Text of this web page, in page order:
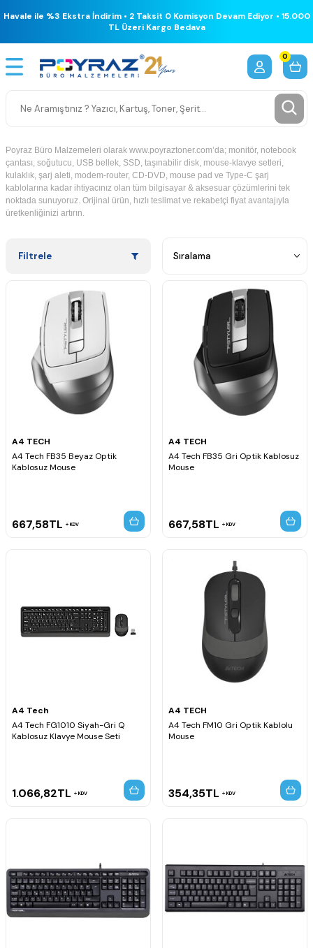
Havale ile %3 Ekstra İndirim • 2 Taksit 0 Komisyon Devam Ediyor • 15.000
TL Üzeri Kargo Bedava
0
Poyraz Büro Malzemeleri olarak www.poyraztoner.com’da; monitör, notebook
çantası, soğutucu, USB bellek, SSD, taşınabilir disk, mouse-klavye setleri,
kulaklık, şarj aleti, modem-router, CD-DVD, mouse pad ve Type-C şarj
kablolarına kadar ihtiyacınız olan tüm bilgisayar & aksesuar çözümlerini tek
noktada sunuyoruz. Orijinal ürün, hızlı teslimat ve rekabetçi fiyat avantajıyla
üretkenliğinizi artırın.
Filtrele
A4 TECH
A4 Tech FB35 Beyaz Optik
Kablosuz Mouse
667,58TL KDV
A4 TECH
A4 Tech FB35 Gri Optik Kablosuz
Mouse
667,58TL KDV
A4 Tech
A4 Tech FG1010 Siyah-Gri Q
Kablosuz Klavye Mouse Seti
1.066,82TL KDV
A4 TECH
A4 Tech FM10 Gri Optik Kablolu
Mouse
354,35TL KDV